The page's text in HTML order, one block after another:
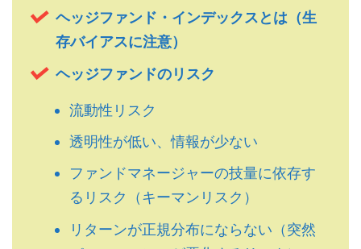
ヘッジファンド・インデックスとは（生
存バイアスに注意）
ヘッジファンドのリスク
流動性リスク
透明性が低い、情報が少ない
ファンドマネージャーの技量に依存す
るリスク（キーマンリスク）
リターンが正規分布にならない（突然